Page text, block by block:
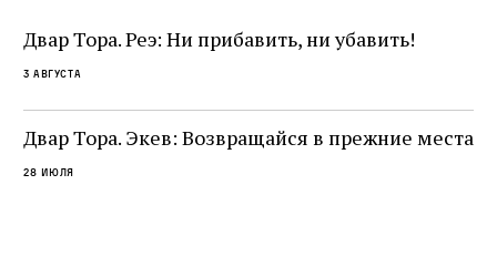
Двар Тора. Реэ: Ни прибавить, ни убавить!
3 августа
Двар Тора. Экев: Возвращайся в прежние места
28 июля